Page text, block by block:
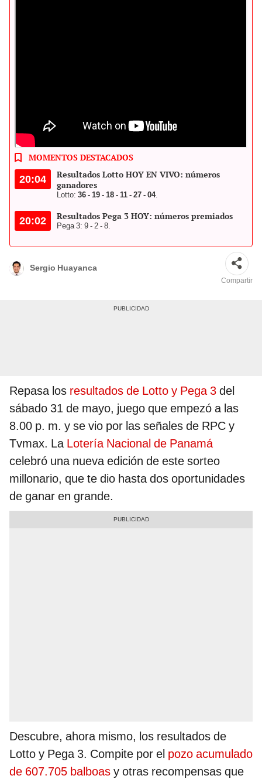
Los resultados del Lotto y Pega 3 también se verán por el canal de
YouTube del juego. Foto: composición LR/Freepik
MOMENTOS DESTACADOS
20:04
Resultados Lotto HOY EN VIVO: números
ganadores
Lotto: 36 - 19 - 18 - 11 - 27 - 04.
20:02 Resultados Pega 3 HOY: números premiados
Pega 3: 9 - 2 - 8.
Sergio Huayanca
Compartir
Repasa los resultados de Lotto y Pega 3 del
sábado 31 de mayo, juego que empezó a las
8.00 p. m. y se vio por las señales de RPC y
Tvmax. La Lotería Nacional de Panamá
celebró una nueva edición de este sorteo
millonario, que te dio hasta dos oportunidades
de ganar en grande.
Descubre, ahora mismo, los resultados de
Lotto y Pega 3. Compite por el pozo acumulado
de 607.705 balboas y otras recompensas que